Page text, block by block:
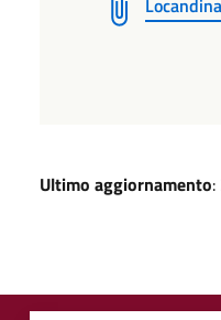
Ultimo aggiornamento